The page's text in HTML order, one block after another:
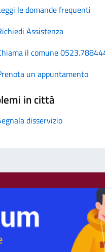
le domande frequenti
Assistenza
il comune
un appuntamento
in città
disservizio